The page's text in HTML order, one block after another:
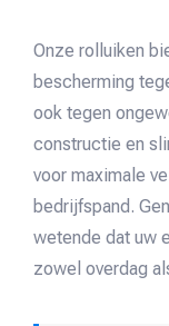
Onze rolluiken
bescherming
ook tegen
constructie en
voor maximale
bedrijfspand.
wetende dat uw
zowel overdag